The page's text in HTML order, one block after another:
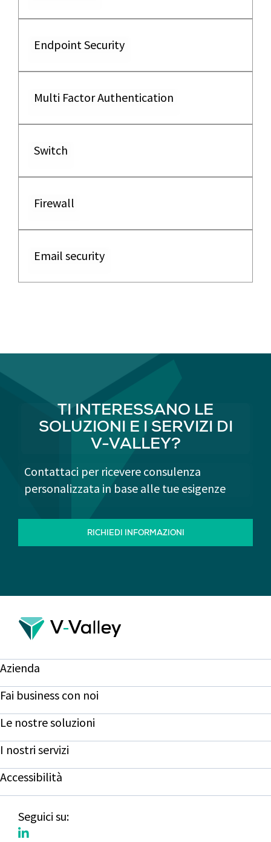
Endpoint Security
Multi Factor Authentication
Switch
Firewall
Email security
TI INTERESSANO LE
SOLUZIONI E I SERVIZI DI
V-VALLEY?
Contattaci per ricevere consulenza
personalizzata in base alle tue esigenze
RICHIEDI INFORMAZIONI
Azienda
Fai business con noi
Le nostre soluzioni
I nostri servizi
Accessibilità
Seguici su: